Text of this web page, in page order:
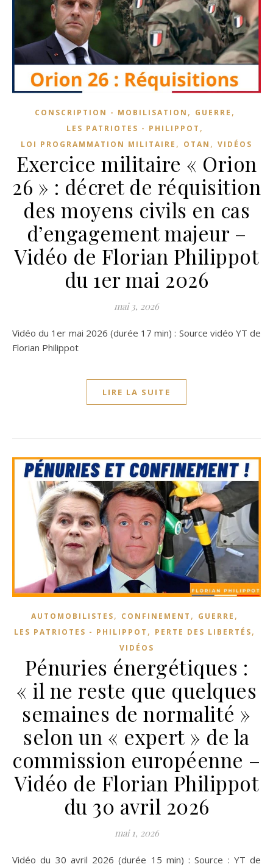
CONSCRIPTION - MOBILISATION , GUERRE ,
LES PATRIOTES - PHILIPPOT ,
LOI PROGRAMMATION MILITAIRE , OTAN , VIDÉOS
Exercice militaire « Orion
26 » : décret de réquisition
des moyens civils en cas
d’engagement majeur –
Vidéo de Florian Philippot
du 1er mai 2026
mai 3, 2026
Vidéo du 1er mai 2026 (durée 17 min) : Source vidéo YT de
Florian Philippot
LIRE LA SUITE
AUTOMOBILISTES, CONFINEMENT , GUERRE ,
LES PATRIOTES - PHILIPPOT , PERTE DES LIBERTÉS,
VIDÉOS
Pénuries énergétiques :
« il ne reste que quelques
semaines de normalité »
selon un « expert » de la
commission européenne –
Vidéo de Florian Philippot
du 30 avril 2026
mai 1, 2026
Vidéo du 30 avril 2026 (durée 15 min) : Source : YT de